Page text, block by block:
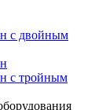
с двойным
с тройным